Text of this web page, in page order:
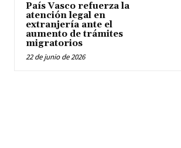
País Vasco refuerza la
atención legal en
extranjería ante el
aumento de trámites
migratorios
22 de junio de 2026